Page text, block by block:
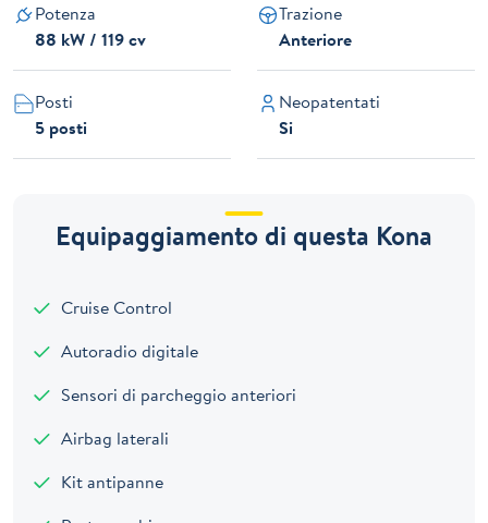
Potenza
88 kW / 119 cv
Trazione
Anteriore
Posti
5 posti
Neopatentati
Si
Equipaggiamento di questa Kona
Cruise Control
Autoradio digitale
Sensori di parcheggio anteriori
Airbag laterali
Kit antipanne